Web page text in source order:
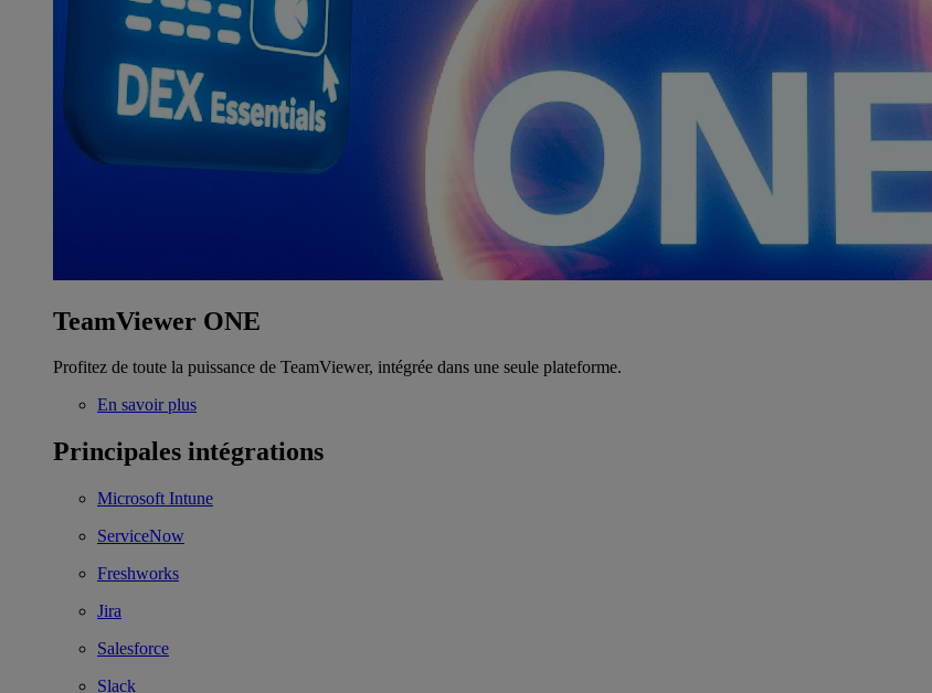
TeamViewer ONE
Profitez de toute la puissance de TeamViewer, intégrée dans une seule plateforme.
En savoir plus
Principales intégrations
Microsoft Intune
ServiceNow
Freshworks
Jira
Salesforce
Slack